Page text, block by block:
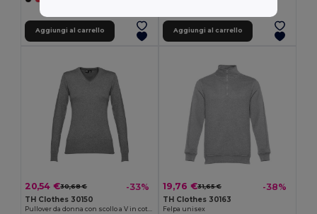
Aggiungi al carrello Aggiungi al carrello
20,54 €30,68 € -33%
TH Clothes 30150
Pullover da donna con scollo a V in cotone e poliammide
19,76 €31,65 € -38%
TH Clothes 30163
Felpa unisex